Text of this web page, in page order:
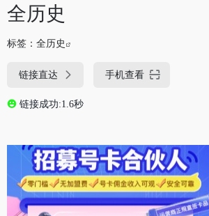
全历史
标签： 全历史
链接直达 手机查看
链接成功:1.6秒